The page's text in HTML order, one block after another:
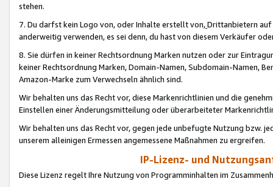
stehen.
7. Du darfst kein Logo von, oder Inhalte erstellt von,Drittanbietern auf
anderweitig verwenden, es sei denn, du hast von diesem Verkäufer
8. Sie dürfen in keiner Rechtsordnung Marken nutzen oder zur
keiner Rechtsordnung Marken, Domain-Namen, Subdomain-Namen,
Amazon-Marke zum Verwechseln ähnlich sind.
Wir behalten uns das Recht vor, diese Markenrichtlinien und die
Einstellen einer Änderungsmitteilung oder überarbeiteter
Wir behalten uns das Recht vor, gegen jede unbefugte Nutzung bzw.
unserem alleinigen Ermessen angemessene Maßnahmen zu ergreifen.
IP-Lizenz- und
Diese Lizenz regelt Ihre Nutzung von Programminhalten im